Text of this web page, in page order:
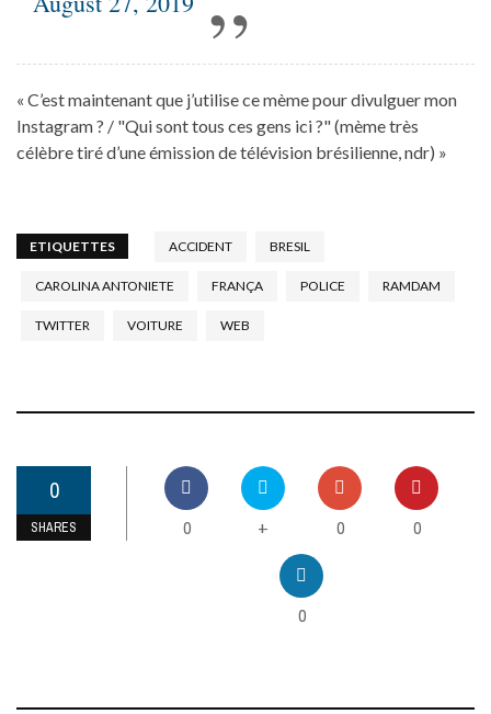
« C’est maintenant que j’utilise ce mème pour divulguer mon
Instagram ? / "Qui sont tous ces gens ici ?" (mème très
célèbre tiré d’une émission de télévision brésilienne, ndr) »
ETIQUETTES ACCIDENT BRESIL
CAROLINA ANTONIETE FRANÇA POLICE RAMDAM
TWITTER VOITURE WEB
0
SHARES 0 + 0 0
0